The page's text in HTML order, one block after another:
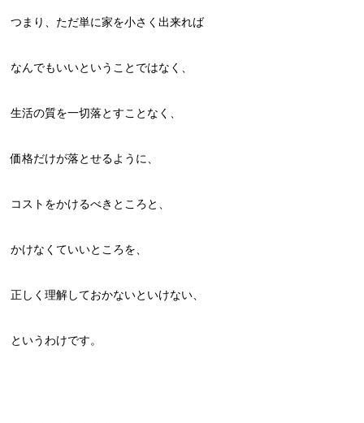
つまり、ただ単に家を小さく出来れば
なんでもいいということではなく、
生活の質を一切落とすことなく、
価格だけが落とせるように、
コストをかけるべきところと、
かけなくていいところを、
正しく理解しておかないといけない、
というわけです。